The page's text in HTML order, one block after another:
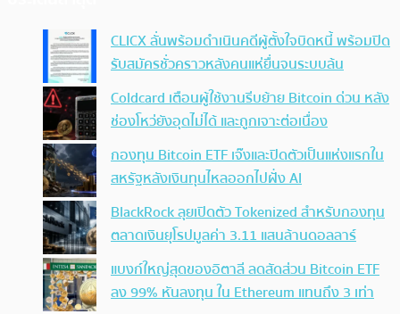
CLICX ลั่นพร้อมดำเนินคดีผู้ตั้งใจบิดหนี้ พร้อมปิด
รับสมัครชั่วคราวหลังคนแห่ยื่นจนระบบล้น
Coldcard เตือนผู้ใช้งานรีบย้าย Bitcoin ด่วน หลัง
ช่องโหว่ยังอุดไม่ได้ และถูกเจาะต่อเนื่อง
กองทุน Bitcoin ETF เจ๊งและปิดตัวเป็นแห่งแรกใน
สหรัฐหลังเงินทุนไหลออกไปฝั่ง AI
BlackRock ลุยเปิดตัว Tokenized สำหรับกองทุน
ตลาดเงินยุโรปมูลค่า 3.11 แสนล้านดอลลาร์
แบงก์ใหญ่สุดของอิตาลี ลดสัดส่วน Bitcoin ETF
ลง 99% หันลงทุน ใน Ethereum แทนถึง 3 เท่า